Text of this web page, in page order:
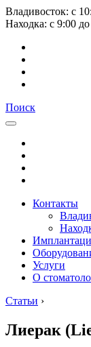
Владивосток: с
Находка: с 9:00 до
Поиск
Контакты
Услуги
О
Статьи ›
Лиерак